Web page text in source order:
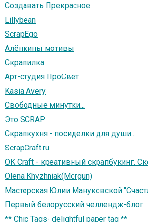
Создавать Прекрасное
Lillybean
ScrapEgo
Алёнкины мотивы
Скрапилка
Арт-студия ПроСвет
Kasia Avery
Свободные минутки...
Это SCRAP
Скрапкухня - посиделки для души...
ScrapCraft.ru
OK Craft - креативный скрапбукинг.
Olena Khyzhniak(Morgun)
Мастерская Юлии Мануковской
Первый белорусский челлендж-блог
** Chic Tags- delightful paper tag **